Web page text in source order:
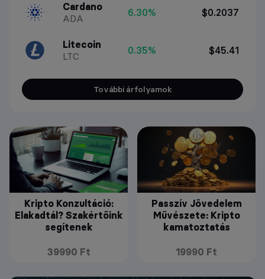
Cardano
ADA
6.30% $0.2037
Litecoin
LTC
0.35% $45.41
További árfolyamok
Kripto Konzultáció:
Elakadtál? Szakértőink
segítenek
39990 Ft
Passzív Jövedelem
Művészete: Kripto
kamatoztatás
19990 Ft